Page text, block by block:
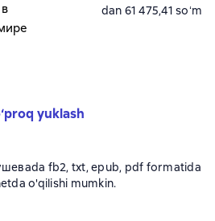
dan 61 475,41 soʻm
yuklash
fb2, txt, epub, pdf formatida
o'qilishi mumkin.